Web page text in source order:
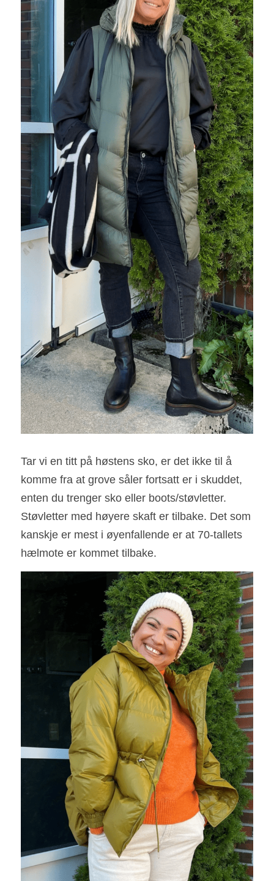
Tar vi en titt på høstens sko, er det ikke til å
komme fra at grove såler fortsatt er i skuddet,
enten du trenger sko eller boots/støvletter.
Støvletter med høyere skaft er tilbake. Det som
kanskje er mest i øyenfallende er at 70-tallets
hælmote er kommet tilbake.